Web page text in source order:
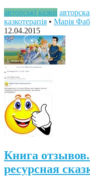
авторські казки
казкотерапія • Марія
12.04.2015
Книга
ресурсная